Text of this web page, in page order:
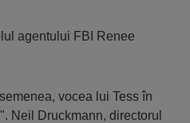
agentului FBI Renee
vocea lui Tess în
Neil Druckmann, directorul